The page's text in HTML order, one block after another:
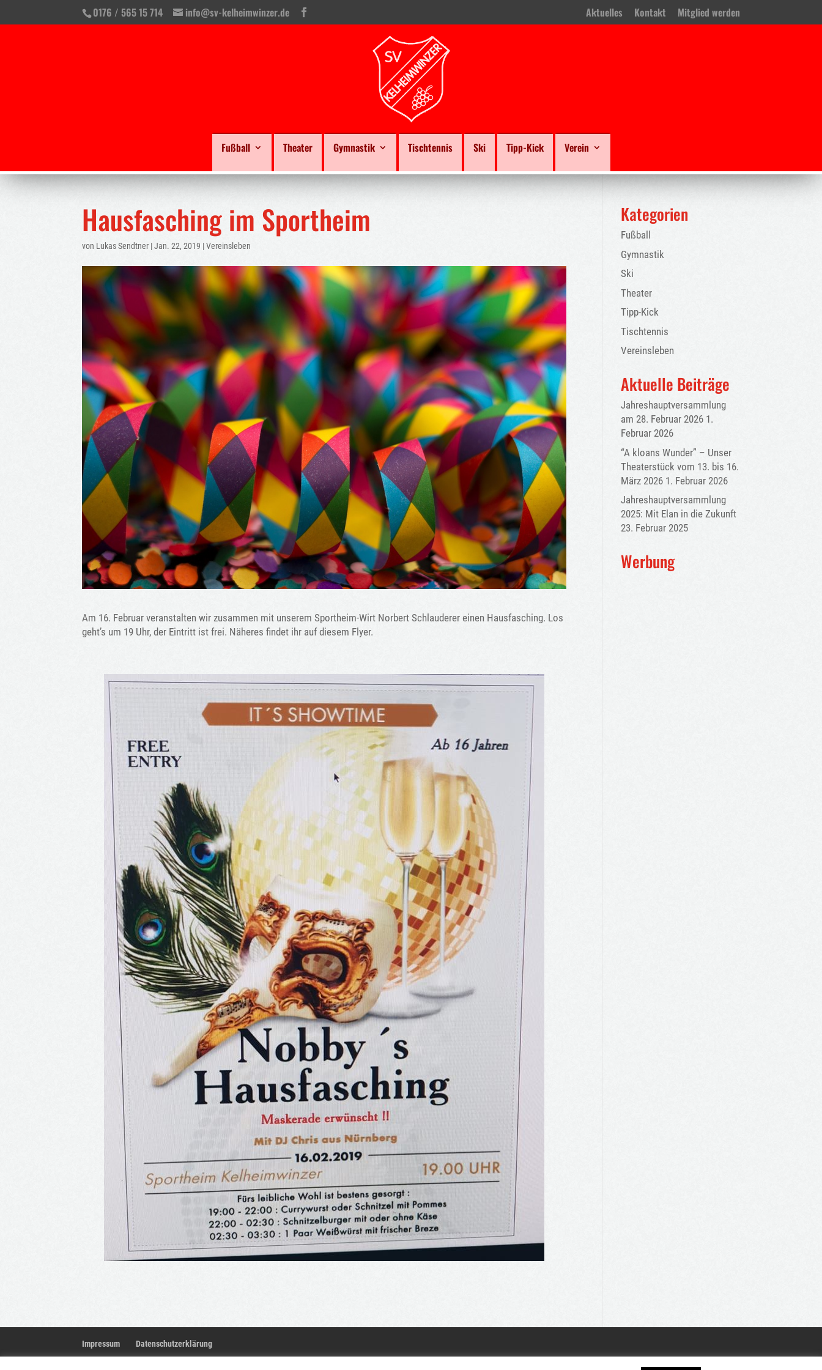
0176 / 565 15 714 info@sv-kelheimwinzer.de Aktuelles Kontakt Mitglied werden
Fußball Theater Gymnastik Tischtennis Ski Tipp-Kick Verein
Hausfasching im Sportheim
von Lukas Sendtner |Jan. 22, 2019 |Vereinsleben
Am 16. Februar veranstalten wir zusammen mit unserem Sportheim-Wirt Norbert Schlauderer einen Hausfasching. Los
geht’s um 19 Uhr, der Eintritt ist frei. Näheres findet ihr auf diesem Flyer.
Kategorien
Fußball
Gymnastik
Ski
Theater
Tipp-Kick
Tischtennis
Vereinsleben
Aktuelle Beiträge
Jahreshauptversammlung
am 28. Februar 2026 1.
Februar 2026
“A kloans Wunder” – Unser
Theaterstück vom 13. bis 16.
März 2026 1. Februar 2026
Jahreshauptversammlung
2025: Mit Elan in die Zukunft
23. Februar 2025
Werbung
Impressum Datenschutzerklärung